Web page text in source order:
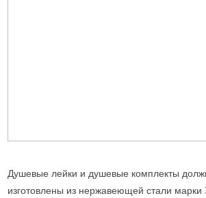
Душевые лейки и душевые комплекты
изготовлены из нержавеющей стали марки